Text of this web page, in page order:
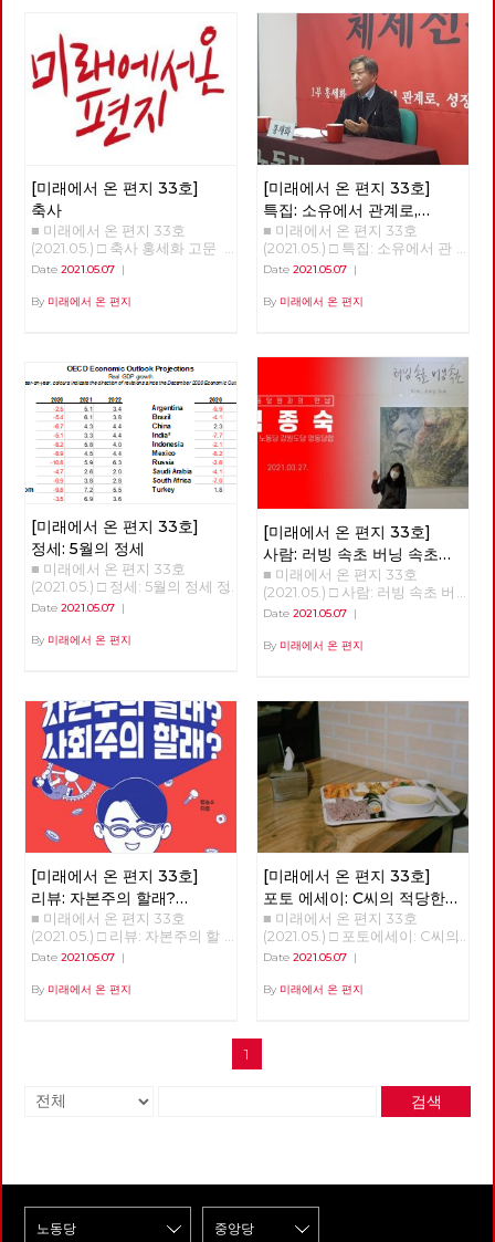
■ 편집위원: 김석정, 나도원, 안
보영, 이용규, 적야, 현린
사회주의를 향한 노동당의 사유
를 다시 모아 내고 실천을 이어
간다는 것입니다. 끊어졌던 편지
를 다시 쓴다는 것은 끊어졌던
선을 다시 잇는다는 것입니다.
흩어져 있던 점들을 이어 다시
광장을 연다는 것입니다. 모두
가 쓸모 없다며 사회주의라는 과
거를 폐기하지만, 불가능하다며
사회주의라는 미래를 포기하지
만, 그리하여 자본주의라는 반인
간적, 반민주적, 반사회적 체제
속에 안주하지만, 노동당은 다릅
니다. 노동당은 다른 시간에 대
한 사유를 놓지 않습니다. 노동
당은 다른 공간을 위한 실천을
놓지 않습니다. 선이 끊어질 때,
점들은 고립되고 마침내 소멸합
다. 당원과 당원 사이의 선, 지역
과 지역 사이의 선, 당 안과 밖 사
이의 선, 그리고 과거와 현재, 미
래와 현재 사이의 선들을 이어
활성화할 때, 노동당의 광장 또
한 다시 열리고 다시 확장해 갈
것입니다. 어려운 조건이지만,
김석정, 나도원, 안보영, 이용규,
적야, 현린 6인의 편집위원이 우
선 시작합니다. 이갑용, 임수태,
홍세화 고문과 김일규, 김종숙
동지를 비롯한 당원들이 함께 해
주셨습니다. 덕분에 [미래에서
온 편지] 복간호인 33호를 시작
할 수 있었습니다. 앞으로 더 많
리라 믿습니다. 고맙습니다. 현
[미래에서 온 편지 33호]
축사
■ 미래에서 온 편지 33호
(2021.05.) □ 축사 홍세화 고문
안녕하세요? 노동당 기관지 <
(온라인) 발간을 당원 여러분과
상에 알리는 장으로, 또한 우리
함께 학습하고 토론하는 텃밭으
로 활용되기를 바랍니다. “조직
하라, 학습하라, 선전(홍보)하
라”는 세월의 흐름 속에서도 결
코 시들 수 없는 명제입니다. 어
려운 시절을 보내고 또 보냈습니
다. 시지프스가 바위를 다시 끌
마음가짐으로 <미래에서 온 편
지>와 함께 하기 바랍니다. 임수
태 고문 ‘미래에서 온 편지’가
복간된다니 기쁩니다. 기관지가
당원들의 마음을 이어주는 다리
가 되고 침체된 당의 분위기를
깨뜨리는 활력소가 되어주었으
는 불평등과 환경 파괴, 기후 위
기 등은 자본주의 체제가 더 이
상 지속 가능하지 않다는 경고입
니다. 하지만 대한민국에서 자본
주의를 극복하지 않으면 안 된다
는 입장을 분명히 밝히고 있는
공당은 우리 노동당 밖에 없습니
다. 이런 이유 하나만으로도 우
리 노동당의 존재 이유는 충분하
다고 생각합니다. 기관지가 우리
노동당의 존재 이유를 증명하는
데 큰 역할을 해 주기를 바랍니
다. 이갑용 고문 노동당 기관지
복간을 바라 보며, 당대표 시절
'미래에서 온 편지'를 폐간하면
기관지를 재정 문제로 폐간을 하
책들마저도 둘 공간이 없어 폐기
이기에 지키는 것은 어렵지 않으
리라 생각합니다. 앞장서 복간을
준비하신 동지들의 노고에 감사
Date 2021.05.07 |
By 미래에서 온 편지
[미래에서 온 편지 33호]
특집: 소유에서 관계로,
성장에서 성숙으로
■ 미래에서 온 편지 33호
(2021.05.) □ 특집: 소유에서 관
계로, 성장에서 성숙으로 홍세화
관계로, 성장에서 성숙으로> 오
개념에서 벗어나고, 인간과 인간
사이는 물론 인간과 자연 사이의
관계를 재구성해야 한다는 의미
이다. 한국 사회에서 우리의 모
든 목표는 성장이었다. 우리 의
식을 지배하는 '소유와 성장'을
넘어 '관계와 성숙'이라는 개념
으로 변혁해야 한다. 해방의 조
건은 관계의 성숙 한국 사회는
총체적 위기에 몰려 있다. 이 위
기는 임계점에 가까이 왔다. 두
가지 위기가 있다. 자연과 기후
의 생태적 위기, 그리고 기술 혁
명으로 인한 체제 자체의 위기
다. 곧 인간이 통제할 수 없는 세
상이 올 것이다. ‘좀비’와 같은 처
지로 인간이 전락할 지도 모른
다. 통제할 수 없는 세상에서 인
것이다. <1984>와 <멋진 신세계
>의 제조되는 인간상, 그 세상이
얼마 남지 않았다. 학자들은 거
기까지 10~20년을 말한다. ‘정
권이 아니라 체제를 바꿔야 한
다’는 우리 당의 모토는 그래서
의미가 있다. 그런데도 우리는
아직 자본주의 체제가 강요한 소
유의 문제에서 전혀 벗어나지 못
한 현실에 있다. 노예의 반란이
성공해도 주인만 바뀔 뿐이지 노
예는 노예로 남는다. 지난날 촛
불 혁명에 이은 오늘 정치 현실
을 보라. 이런 현실을 기대한 것
인가. ‘노예’를 ‘인민’으로 바꾸어
금까지 계속 혁명과 투쟁을 말해
다. 소유는 주체와 객체를 필연
적으로 구분하고 객체를 타자화
지 않는가? 그리하여 우리는 해
방의 조건을 이제 '소유와 성
장'이 아닌 '관계의 성숙'으로 재
Date 2021.05.07|
By 미래에서 온 편지
[미래에서 온 편지 33호]
정세: 5월의 정세
■ 미래에서 온 편지 33호
(2021.05.) □ 정세: 5월의 정세 정
세 (1) - '경제회복'의 뒤에 가려진
께 번지기 시작한 코로나19 바이
던 것들을 보이도록 만들기도 했
다. 또한, 리오데자네이로에서의
나비의 날갯짓이 만든 미국의 허
리케인과도 같은 의외의 변화를
일으키기도 했다. 아직도 미래에
대한 불확실성이 사라졌다고 할
수는 없지만, 분명 지난 일년 반
정도의 시간 동안 바이러스 자체
에 대한 지식은 늘어났으며, 완
전하다고 할 수는 없지만 예방백
신과 치료제들이 만들어졌다. 또
한, 어떤 방역체계가 잘 작동하
는지 아닌지를 판별할 수 있는
경험들도 쌓이기 시작했다. 그와
함께, 이 바이러스의 창궐이 우
하는 점에 대한 단초들도 보이기
역의 성공 정도를 경제성장률이
표였고, 아직도 국가별 질병의
확산 정도를 나타낼 때 이런 지
표를 사용하고 있다. 다만, 시간
Date 2021.05.07 |
By 미래에서 온 편지
[미래에서 온 편지 33호]
사람: 러빙 속초 버닝 속초
‘김종숙’
■ 미래에서 온 편지 33호
(2021.05.) □ 사람: 러빙 속초 버
닝 속초 ‘김종숙’ 지난 3월, 서
서 화가이자 노동당 당원이신 김
시회를 찾아, 김종숙 동지와 속
깊은 인터뷰를 진행했습니다.
Date 2021.05.07|
By 미래에서 온 편지
[미래에서 온 편지 33호]
리뷰: 자본주의 할래?
사회주의 할래?
■ 미래에서 온 편지 33호
(2021.05.) □ 리뷰: 자본주의 할
래? 사회주의 할래? 자본주의와
입문서 자본주의와 사회주의.
떤 체제가 더 바람직한가? 그리
고 그 이유는 무엇인가? 이 질문
작가의 『자본주의 할래? 사회
자본주의와 사회주의를 대변하
Date 2021.05.07 |
By 미래에서 온 편지
[미래에서 온 편지 33호]
포토 에세이: C씨의 적당한
식단
■ 미래에서 온 편지 33호
(2021.05.) □ 포토에세이: C씨의
적당한 식단 그는 한 동안 구로
있었습니다. 건설기계 자격증을
도 나라에서 주는 카드로 식권을
받아 언젠간 나도 고급 노동자가
었습니다. '이게 내 삶에 도움이
지, 죽을 수도 있을거야.' 등의 생
Date 2021.05.07|
By 미래에서 온 편지
1
검색